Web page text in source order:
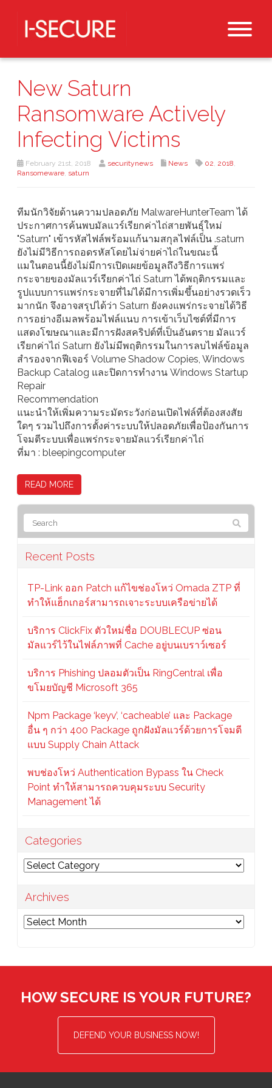
New Saturn
Ransomware Actively
Infecting Victims
February 21st, 2018 securitynews News 02, 2018,
Ransomeware, saturn
ทีมนักวิจัยด้านความปลอดภัย MalwareHunterTeam ได้
ประกาศการค้นพบมัลแวร์เรียกค่าไถ่สายพันธุ์ใหม่
"Saturn" เข้ารหัสไฟล์พร้อมแก้นามสกุลไฟล์เป็น .saturn
ยังไม่มีวิธีการถอดรหัสโดยไม่จ่ายค่าไถ่ในขณะนี้
แมในตอนนี้ยังไม่มีการเปิดเผยข้อมูลถึงวิธีการแพร่
กระจายของมัลแวร์เรียกค่าไถ่ Saturn ได้พฤติกรรมและ
รูปแบบการแพร่กระจายที่ไม่ได้มีการเพิ่มขึ้นอย่างรวดเร็ว
มากนัก จึงอาจสรุปได้ว่า Saturn ยังคงแพร่กระจายได้วิธี
การอย่างอีเมลพร้อมไฟล์แนบ การเข้าเว็บไซต์ที่มีการ
แสดงโฆษณาและมีการฝังสคริปต์ที่เป็นอันตราย มัลแวร์
เรียกค่าไถ่ Saturn ยังไม่มีพฤติกรรมในการลบไฟล์ข้อมูล
สำรองจากฟีเจอร์ Volume Shadow Copies, Windows
Backup Catalog และปิดการทำงาน Windows Startup
Repair
Recommendation
แนะนำให้เพิ่มความระมัดระวังก่อนเปิดไฟล์ที่ต้องสงสัย
ใดๆ รวมไปถึงการตั้งค่าระบบให้ปลอดภัยเพื่อป้องกันการ
โจมตีระบบเพื่อแพร่กระจายมัลแวร์เรียกค่าไถ่
ที่มา : bleepingcomputer
READ MORE
Recent Posts
TP-Link ออก Patch แก้ไขช่องโหว่ Omada ZTP ที่
ทำให้แฮ็กเกอร์สามารถเจาะระบบเครือข่ายได้
บริการ ClickFix ตัวใหม่ชื่อ DOUBLECUP ซ่อน
มัลแวร์ไว้ในไฟล์ภาพที่ Cache อยู่บนเบราว์เซอร์
บริการ Phishing ปลอมตัวเป็น RingCentral เพื่อ
ขโมยบัญชี Microsoft 365
Npm Package ‘keyv’, ‘cacheable’ และ Package
อื่น ๆ กว่า 400 Package ถูกฝังมัลแวร์ด้วยการโจมตี
แบบ Supply Chain Attack
พบช่องโหว่ Authentication Bypass ใน Check
Point ทำให้สามารถควบคุมระบบ Security
Management ได้
Categories
Categories
Archives
Archives
HOW SECURE IS YOUR FUTURE?
DEFEND YOUR BUSINESS NOW!